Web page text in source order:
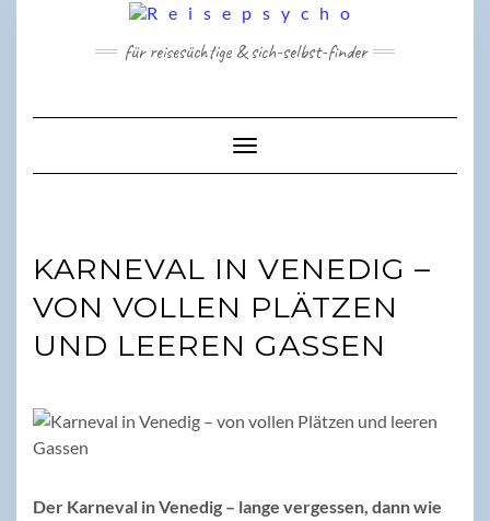
für reisesüchtige & sich-selbst-finder
Toggle Navigation
KARNEVAL IN VENEDIG –
VON VOLLEN PLÄTZEN
UND LEEREN GASSEN
Der Karneval in Venedig – lange vergessen, dann wie